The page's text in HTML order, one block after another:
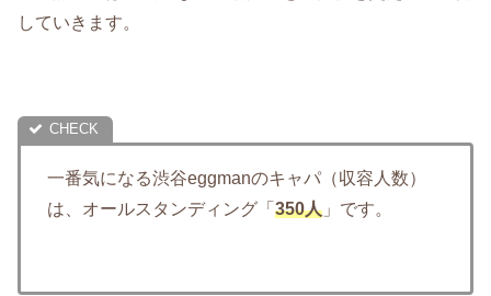
していきます。
一番気になる渋谷eggmanのキャパ（収容人数）
は、オールスタンディング「 350人 」です。